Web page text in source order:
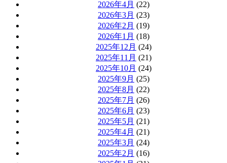
2026年4月 (22)
2026年3月 (23)
2026年2月 (19)
2026年1月 (18)
2025年12月 (24)
2025年11月 (21)
2025年10月 (24)
2025年9月 (25)
2025年8月 (22)
2025年7月 (26)
2025年6月 (23)
2025年5月 (21)
2025年4月 (21)
2025年3月 (24)
2025年2月 (16)